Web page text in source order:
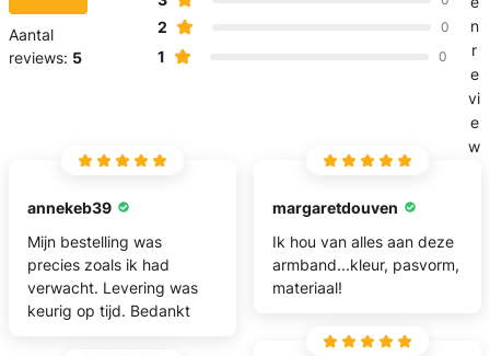
Aantal
reviews: 5
2 0
1 0
n
r
e
vi
e
w
annekeb39
Mijn bestelling was
precies zoals ik had
verwacht. Levering was
keurig op tijd. Bedankt
margaretdouven
Ik hou van alles aan deze
armband...kleur, pasvorm,
materiaal!